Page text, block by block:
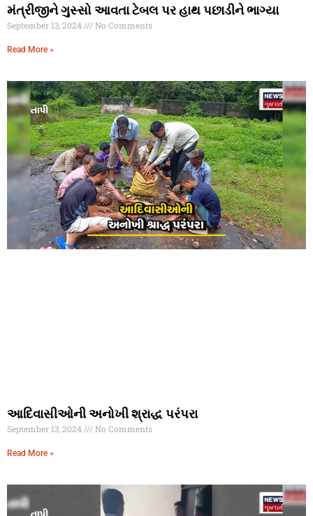
મંત્રીજીને ગુસ્સો આવતા ટેબલ પર હાથ પછાડીને ભાગ્યા
September 13, 2024 No Comments
Read More »
આદિવાસીઓની અનોખી શ્રાદ્ધ પરંપરા
September 13, 2024 No Comments
Read More »